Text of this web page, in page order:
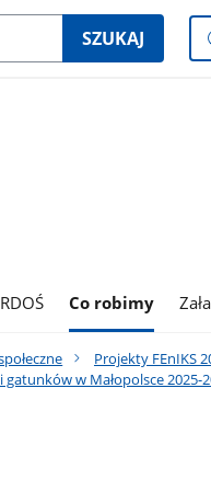
SZUKAJ
Co robimy
Projekty FEnIKS
w Małopolsce 2025-